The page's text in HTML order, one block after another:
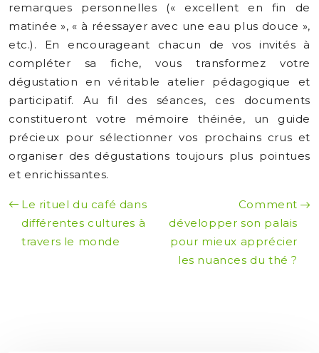
remarques personnelles (« excellent en fin de
matinée », « à réessayer avec une eau plus douce »,
etc.). En encourageant chacun de vos invités à
compléter sa fiche, vous transformez votre
dégustation en véritable atelier pédagogique et
participatif. Au fil des séances, ces documents
constitueront votre mémoire théinée, un guide
précieux pour sélectionner vos prochains crus et
organiser des dégustations toujours plus pointues
et enrichissantes.
Le rituel du café dans
différentes cultures à
travers le monde
Comment
développer son palais
pour mieux apprécier
les nuances du thé ?